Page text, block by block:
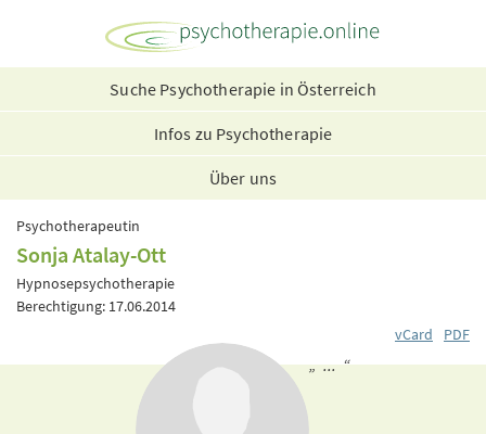
Suche Psychotherapie in Österreich
Infos zu Psychotherapie
Über uns
Psychotherapeutin
Sonja Atalay-Ott
Hypnosepsychotherapie
Berechtigung: 17.06.2014
vCard
PDF
„ ... “